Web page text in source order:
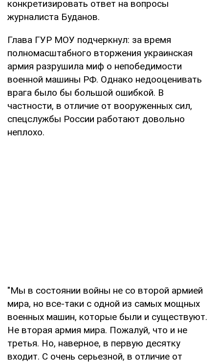
конкретизировать ответ на вопросы
журналиста Буданов.
Глава ГУР МОУ подчеркнул: за время
полномасштабного вторжения украинская
армия разрушила миф о непобедимости
военной машины РФ. Однако недооценивать
врага было бы большой ошибкой. В
частности, в отличие от вооруженных сил,
спецслужбы России работают довольно
неплохо.
"Мы в состоянии войны не со второй армией
мира, но все-таки с одной из самых мощных
военных машин, которые были и существуют.
Не вторая армия мира. Пожалуй, что и не
третья. Но, наверное, в первую десятку
входит. С очень серьезной, в отличие от